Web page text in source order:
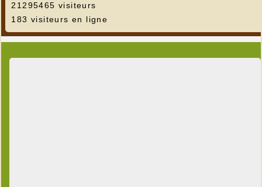
21295465 visiteurs
183 visiteurs en ligne